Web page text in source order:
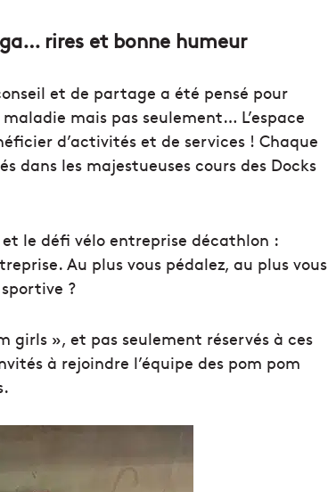
rires et bonne humeur
et de partage a été pensé pour
mais pas seulement… L’espace
d’activités et de services ! Chaque
dans les majestueuses cours des Docks
le défi vélo entreprise décathlon :
Au plus vous pédalez, au plus vous
?
girls », et pas seulement réservés à ces
à rejoindre l’équipe des pom pom